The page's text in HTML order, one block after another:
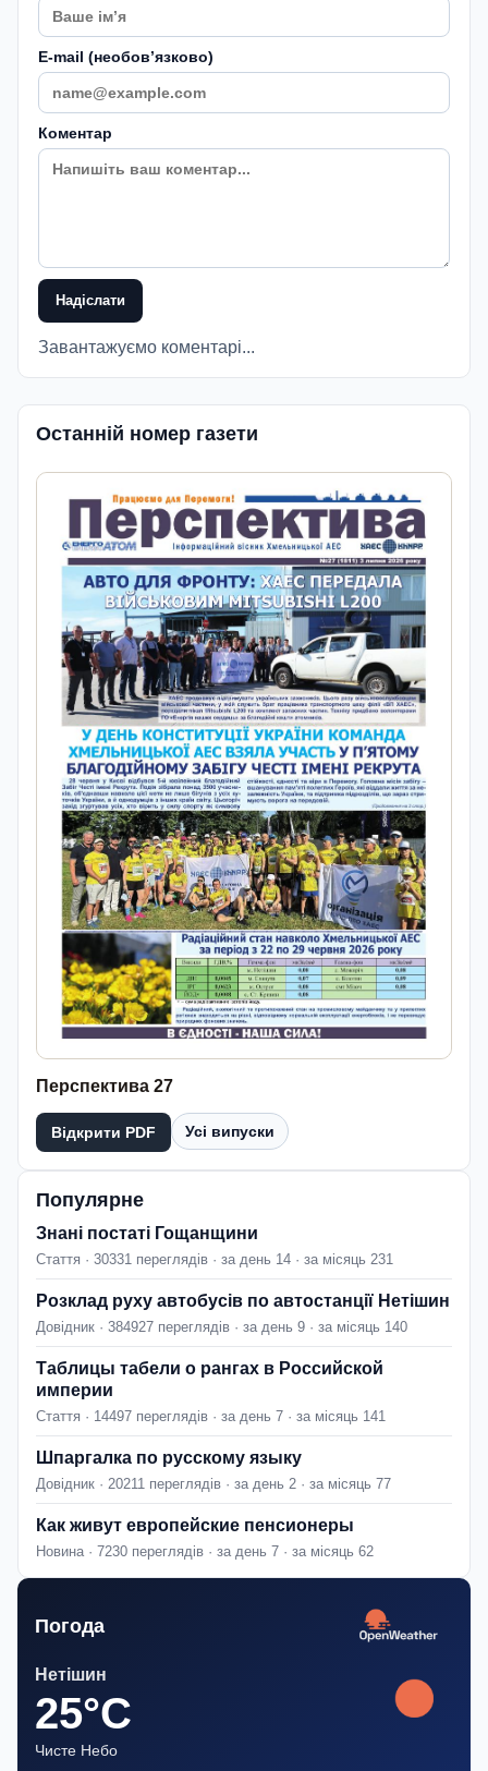
E-mail (необовʼязково)
Коментар
Надіслати
Завантажуємо коментарі...
Останній номер газети
Перспектива 27
Відкрити PDF Усі випуски
Популярне
Знані постаті Гощанщини
Стаття · 30331 переглядів · за день 14 · за місяць 231
Розклад руху автобусів по автостанції Нетішин
Довідник · 384927 переглядів · за день 9 · за місяць 140
Таблицы табели о рангах в Российской
империи
Стаття · 14497 переглядів · за день 7 · за місяць 141
Шпаргалка по русскому языку
Довідник · 20211 переглядів · за день 2 · за місяць 77
Как живут европейские пенсионеры
Новина · 7230 переглядів · за день 7 · за місяць 62
Погода
Нетішин
25°C
Чисте Небо